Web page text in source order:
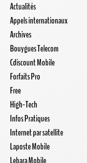
Actualités
Appels internationaux
Archives
Bouygues Telecom
Cdiscount Mobile
Forfaits Pro
Free
High-Tech
Infos Pratiques
Internet par satellite
Laposte Mobile
Lebara Mobile